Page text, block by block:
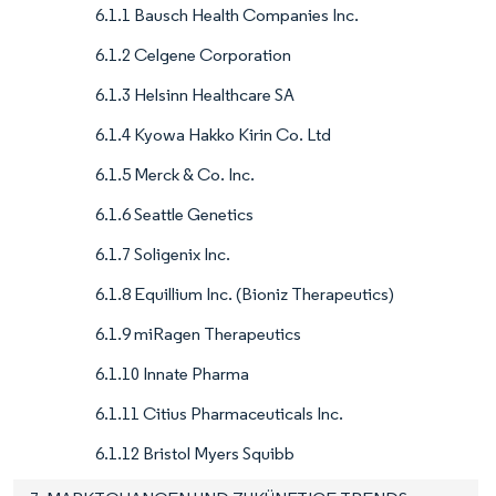
6.1.1 Bausch Health Companies Inc.
6.1.2 Celgene Corporation
6.1.3 Helsinn Healthcare SA
6.1.4 Kyowa Hakko Kirin Co. Ltd
6.1.5 Merck & Co. Inc.
6.1.6 Seattle Genetics
6.1.7 Soligenix Inc.
6.1.8 Equillium Inc. (Bioniz Therapeutics)
6.1.9 miRagen Therapeutics
6.1.10 Innate Pharma
6.1.11 Citius Pharmaceuticals Inc.
6.1.12 Bristol Myers Squibb